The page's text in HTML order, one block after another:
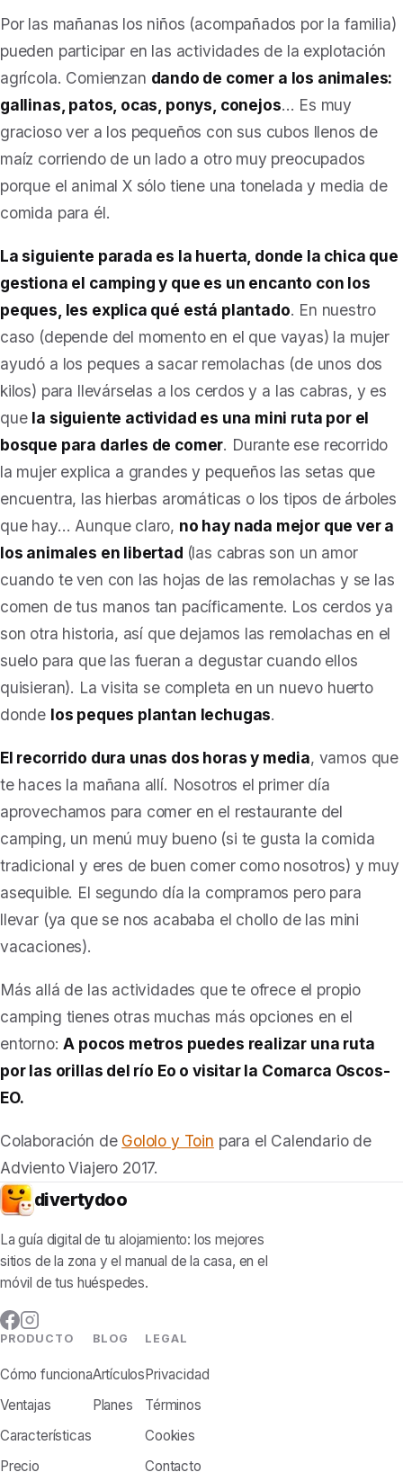
Por las mañanas los niños (acompañados por la familia)
pueden participar en las actividades de la explotación
agrícola. Comienzan dando de comer a los animales:
gallinas, patos, ocas, ponys, conejos… Es muy
gracioso ver a los pequeños con sus cubos llenos de
maíz corriendo de un lado a otro muy preocupados
porque el animal X sólo tiene una tonelada y media de
comida para él.
La siguiente parada es la huerta, donde la chica que
gestiona el camping y que es un encanto con los
peques, les explica qué está plantado. En nuestro
caso (depende del momento en el que vayas) la mujer
ayudó a los peques a sacar remolachas (de unos dos
kilos) para llevárselas a los cerdos y a las cabras, y es
que la siguiente actividad es una mini ruta por el
bosque para darles de comer. Durante ese recorrido
la mujer explica a grandes y pequeños las setas que
encuentra, las hierbas aromáticas o los tipos de árboles
que hay… Aunque claro, no hay nada mejor que ver a
los animales en libertad (las cabras son un amor
cuando te ven con las hojas de las remolachas y se las
comen de tus manos tan pacíficamente. Los cerdos ya
son otra historia, así que dejamos las remolachas en el
suelo para que las fueran a degustar cuando ellos
quisieran). La visita se completa en un nuevo huerto
donde los peques plantan lechugas.
El recorrido dura unas dos horas y media, vamos que
te haces la mañana allí. Nosotros el primer día
aprovechamos para comer en el restaurante del
camping, un menú muy bueno (si te gusta la comida
tradicional y eres de buen comer como nosotros) y muy
asequible. El segundo día la compramos pero para
llevar (ya que se nos acababa el chollo de las mini
vacaciones).
Más allá de las actividades que te ofrece el propio
camping tienes otras muchas más opciones en el
entorno:A pocos metros puedes realizar una ruta
por las orillas del río Eo o visitar la Comarca Oscos-
EO.
Colaboración de Gololo y Toin para el Calendario de
Adviento Viajero 2017.
divertydoo
La guía digital de tu alojamiento: los mejores
sitios de la zona y el manual de la casa, en el
móvil de tus huéspedes.
PRODUCTO
Cómo funciona
Ventajas
Características
Precio
BLOG
Artículos
Planes
LEGAL
Privacidad
Términos
Cookies
Contacto